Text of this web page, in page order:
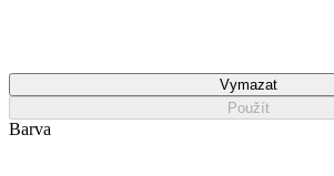
Vymazat
Použít
Barva